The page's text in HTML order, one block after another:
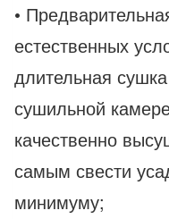
•
естественных
длительная
сушильной
качественно
самым свести
минимуму;